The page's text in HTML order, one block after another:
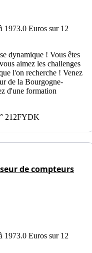
1973.0 Euros sur 12
dynamique ! Vous êtes
aimez les challenges
l'on recherche ! Venez
de la Bourgogne-
d'une formation
212FYDK
de compteurs
1973.0 Euros sur 12